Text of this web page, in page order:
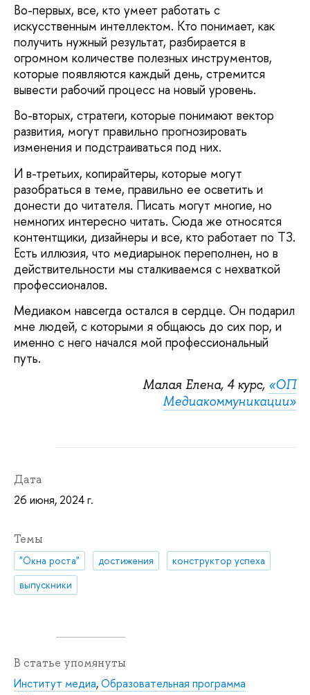
Во-первых, все, кто умеет работать с
искусственным интеллектом. Кто понимает, как
получить нужный результат, разбирается в
огромном количестве полезных инструментов,
которые появляются каждый день, стремится
вывести рабочий процесс на новый уровень.
Во-вторых, стратеги, которые понимают вектор
развития, могут правильно прогнозировать
изменения и подстраиваться под них.
И в-третьих, копирайтеры, которые могут
разобраться в теме, правильно ее осветить и
донести до читателя. Писать могут многие, но
немногих интересно читать. Сюда же относятся
контентщики, дизайнеры и все, кто работает по ТЗ.
Есть иллюзия, что медиарынок переполнен, но в
действительности мы сталкиваемся с нехваткой
профессионалов.
Медиаком навсегда остался в сердце. Он подарил
мне людей, с которыми я общаюсь до сих пор, и
именно с него начался мой профессиональный
путь.
Малая Елена, 4 курс, «ОП
Медиакоммуникации»
Дата
26 июня, 2024 г.
Темы
"Окна роста" достижения
конструктор успеха
выпускники
В статье упомянуты
Институт медиа,Образовательная программа